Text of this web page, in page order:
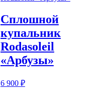
Сплошной
купальник
Rodasoleil
«Арбузы»
6 900 ₽